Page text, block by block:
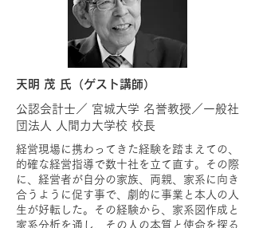
天明 茂 氏（ゲスト講師）
公認会計士／ 宮城大学 名誉教授／一般社
団法人 人間力大学校 校長
経営現場に携わってきた経験を踏まえての、
的確な経営指導で数十社を立て直す。その際
に、経営者が自分の家族、両親、家系に向き
合うように促す事で、劇的に事業と本人の人
生が好転した。その経験から、家系図作成と
家系分析を通し、その人の本質と使命を探る